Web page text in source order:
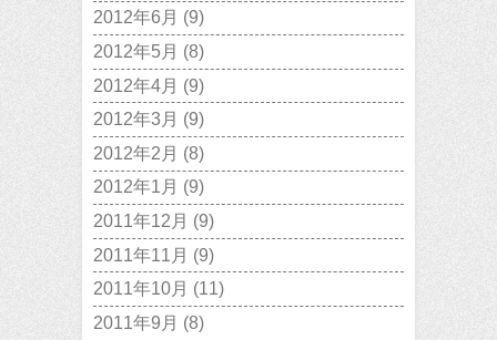
2012年6月 (9)
2012年5月 (8)
2012年4月 (9)
2012年3月 (9)
2012年2月 (8)
2012年1月 (9)
2011年12月 (9)
2011年11月 (9)
2011年10月 (11)
2011年9月 (8)